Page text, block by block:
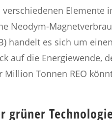
Elemente
Neodym-
handelt es sich um
auf die Energiewende,
Tonnen REO